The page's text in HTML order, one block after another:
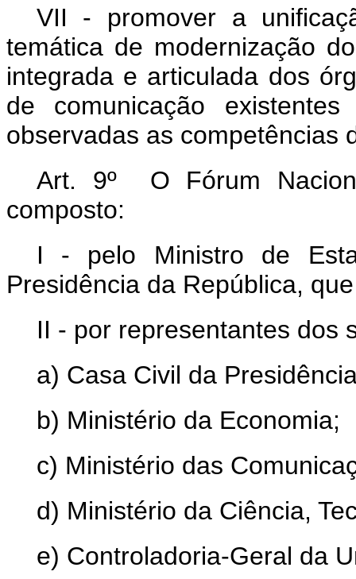
VII - promover a
temática de modernização
integrada e articulada dos
de comunicação
observadas as competências
Art. 9º O Fórum
composto:
I - pelo Ministro de
Presidência da República,
II - por representantes dos
a) Casa Civil da
b) Ministério da Economia;
c) Ministério das
d) Ministério da Ciência,
e) Controladoria-Geral da